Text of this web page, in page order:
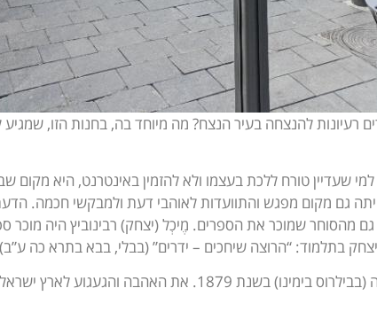
רעיונות להנצחה בעיר הנצח? מה מיוחד בה, בחנות הזו,
שעדיין טורח ללכת בעצמו ולא להזמין באינטרנט, היא מקום
גם מקום מפגש והתוועדות לאוהבי דעת ולמבקשי חכמה.
גם מהסוחר שמוכר את הספרים. מֶיכְל (יצחק) רבינוביץ היה
בתלמוד: “הרוצה שיחכים – ידרים” (בבלי, בבא בתרא כה
מיכל רבינוביץ’ נולד במיר שברוסיה (בבילרוס בימינו) בשנת